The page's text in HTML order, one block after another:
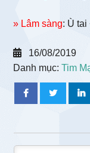
» Lâm sàng: Ù tai
16/08/2019
Danh mục:Tim